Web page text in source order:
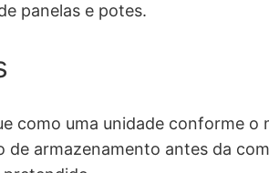
panelas e potes.
como uma unidade conforme
de armazenamento antes da